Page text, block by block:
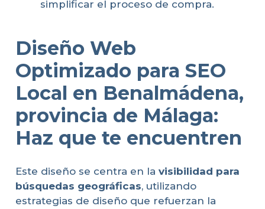
simplificar el proceso de compra.
Diseño Web
Optimizado para SEO
Local en Benalmádena,
provincia de Málaga:
Haz que te encuentren
Este diseño se centra en la visibilidad para
búsquedas geográficas, utilizando
estrategias de diseño que refuerzan la